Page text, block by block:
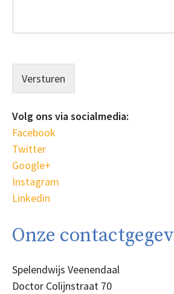
Versturen
Volg ons via socialmedia:
Facebook
Twitter
Google+
Instagram
Linkedin
Onze
Spelendwijs Veenendaal
Doctor Colijnstraat 70